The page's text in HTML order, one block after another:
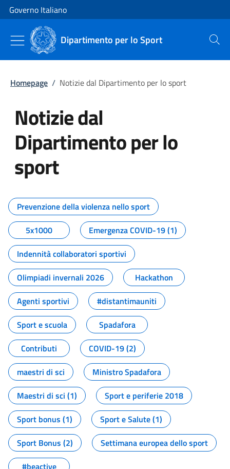
Vai al contenuto
Vai alla navigazione del sito
Governo Italiano
Dipartimento per lo Sport Cerca
Homepage / Notizie dal Dipartimento per lo sport
Notizie dal
Dipartimento per lo
sport
Tutti i contenuti della pagina
Prevenzione della violenza nello sport
5x1000
Emergenza COVID-19 (1)
Indennità collaboratori sportivi
Olimpiadi invernali 2026
Hackathon
Agenti sportivi
#distantimauniti
Sport e scuola
Spadafora
Contributi
COVID-19 (2)
maestri di sci
Ministro Spadafora
Maestri di sci (1)
Sport e periferie 2018
Sport bonus (1)
Sport e Salute (1)
Sport Bonus (2)
Settimana europea dello sport
#beactive